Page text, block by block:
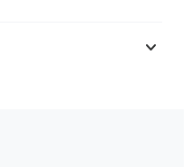
keyboard_arrow_down